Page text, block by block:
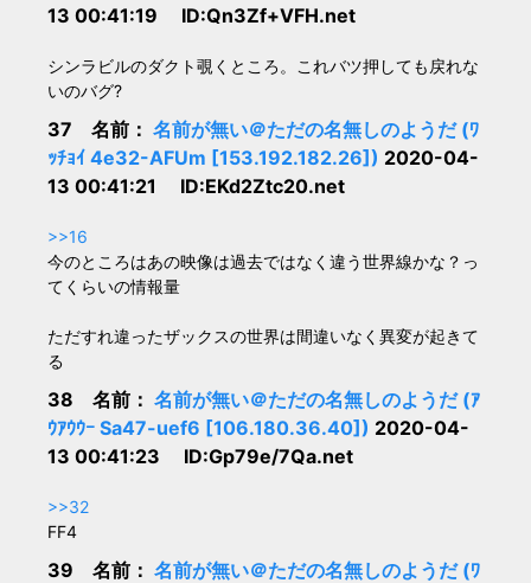
13 00:41:19 ID:Qn3Zf+VFH.net
シンラビルのダクト覗くところ。これバツ押しても戻れな
いのバグ?
37 名前： 名前が無い＠ただの名無しのようだ (ﾜ
ｯﾁｮｲ 4e32-AFUm [153.192.182.26]) 2020-04-
13 00:41:21 ID:EKd2Ztc20.net
>>16
今のところはあの映像は過去ではなく違う世界線かな？っ
てくらいの情報量
ただすれ違ったザックスの世界は間違いなく異変が起きて
る
38 名前： 名前が無い＠ただの名無しのようだ (ｱ
ｳｱｳｳｰ Sa47-uef6 [106.180.36.40]) 2020-04-
13 00:41:23 ID:Gp79e/7Qa.net
>>32
FF4
39 名前： 名前が無い＠ただの名無しのようだ (ﾜ